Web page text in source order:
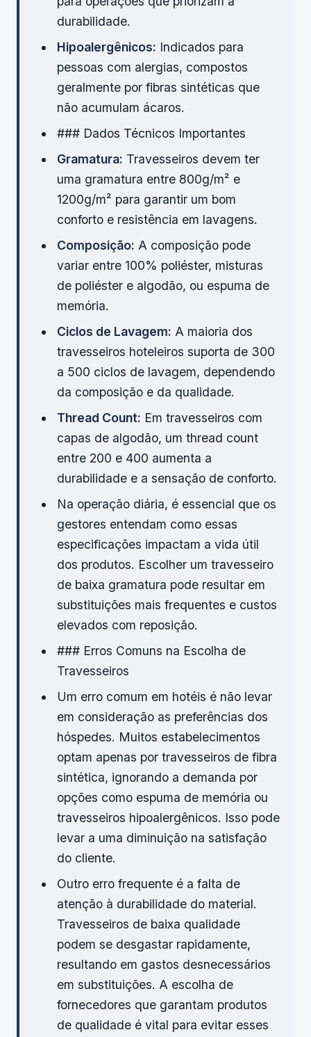
durabilidade.
Hipoalergênicos: Indicados para
pessoas com alergias, compostos
geralmente por fibras sintéticas que
não acumulam ácaros.
### Dados Técnicos Importantes
Gramatura: Travesseiros devem ter
uma gramatura entre 800g/m² e
1200g/m² para garantir um bom
conforto e resistência em lavagens.
Composição: A composição pode
variar entre 100% poliéster, misturas
de poliéster e algodão, ou espuma de
memória.
Ciclos de Lavagem: A maioria dos
travesseiros hoteleiros suporta de 300
a 500 ciclos de lavagem, dependendo
da composição e da qualidade.
Thread Count: Em travesseiros com
capas de algodão, um thread count
entre 200 e 400 aumenta a
durabilidade e a sensação de conforto.
Na operação diária, é essencial que os
gestores entendam como essas
especificações impactam a vida útil
dos produtos. Escolher um travesseiro
de baixa gramatura pode resultar em
substituições mais frequentes e custos
elevados com reposição.
### Erros Comuns na Escolha de
Travesseiros
Um erro comum em hotéis é não levar
em consideração as preferências dos
hóspedes. Muitos estabelecimentos
optam apenas por travesseiros de fibra
sintética, ignorando a demanda por
opções como espuma de memória ou
travesseiros hipoalergênicos. Isso pode
levar a uma diminuição na satisfação
do cliente.
Outro erro frequente é a falta de
atenção à durabilidade do material.
Travesseiros de baixa qualidade
podem se desgastar rapidamente,
resultando em gastos desnecessários
em substituições. A escolha de
fornecedores que garantam produtos
de qualidade é vital para evitar esses